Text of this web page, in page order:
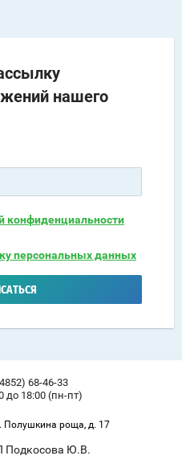
нашего
конфиденциальности
персональных данных
68-46-33
до 18:00 (пн-пт)
Полушкина роща, д. 17
Подкосова Ю.В.